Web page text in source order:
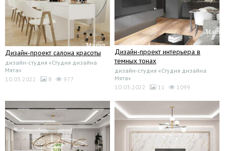
Дизайн-проект салона красоты
дизайн-студия «Студия дизайна
Мята»
10.03.2022
8 977
Дизайн-проект интерьера в
темных тонах
дизайн-студия «Студия дизайна
Мята»
10.03.2022
11 1099